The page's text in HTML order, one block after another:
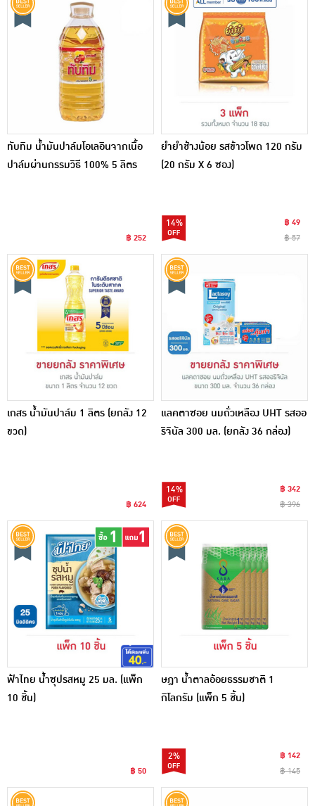
ทับทิม น้ำมันปาล์มโอเลอินจากเนื้อ
ปาล์มผ่านกรรมวิธี 100% 5 ลิตร
฿ 252
ยำยำช้างน้อย รสข้าวโพด 120 กรัม
(20 กรัม X 6 ซอง)
14%
฿ 49
฿ 57
เกสร น้ำมันปาล์ม 1 ลิตร (ยกลัง 12
ขวด)
฿ 624
แลคตาซอย นมถั่วเหลือง UHT รสออ
ริจินัล 300 มล. (ยกลัง 36 กล่อง)
14%
฿ 342
฿ 396
ฟ้าไทย น้ำซุปรสหมู 25 มล. (แพ็ก
10 ชิ้น)
฿ 50
ษฎา น้ำตาลอ้อยธรรมชาติ 1
กิโลกรัม (แพ็ก 5 ชิ้น)
2%
฿ 142
฿ 145